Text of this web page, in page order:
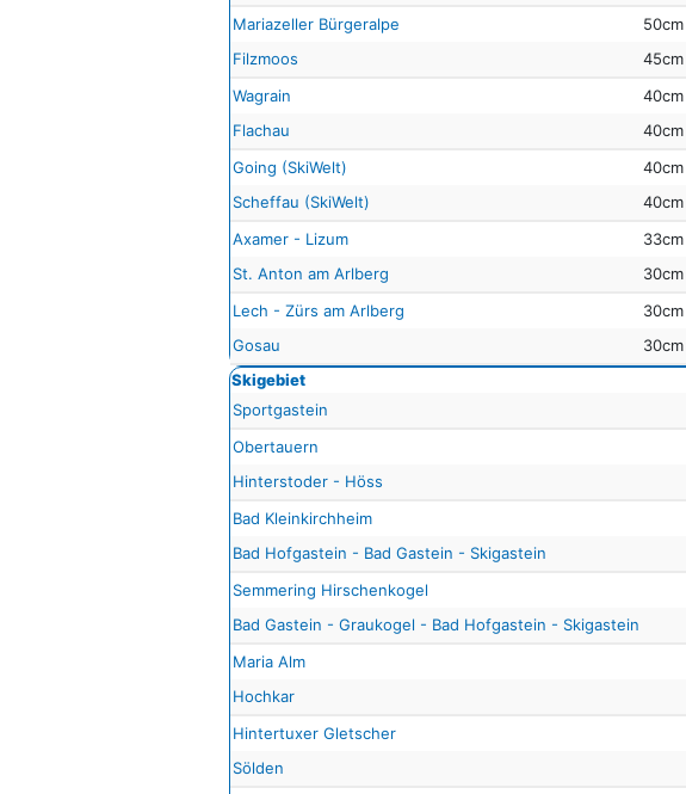
Mariazeller Bürgeralpe
50cm
Filzmoos
45cm
Wagrain
40cm
Flachau
40cm
Going (SkiWelt)
40cm
Scheffau (SkiWelt)
40cm
Axamer - Lizum
33cm
St. Anton am Arlberg
30cm
Lech - Zürs am Arlberg
30cm
Gosau
30cm
Skigebiet
Sportgastein
Obertauern
Hinterstoder - Höss
Bad Kleinkirchheim
Bad Hofgastein - Bad Gastein - Skigastein
Semmering Hirschenkogel
Bad Gastein - Graukogel - Bad Hofgastein - Skigastein
Maria Alm
Hochkar
Hintertuxer Gletscher
Sölden